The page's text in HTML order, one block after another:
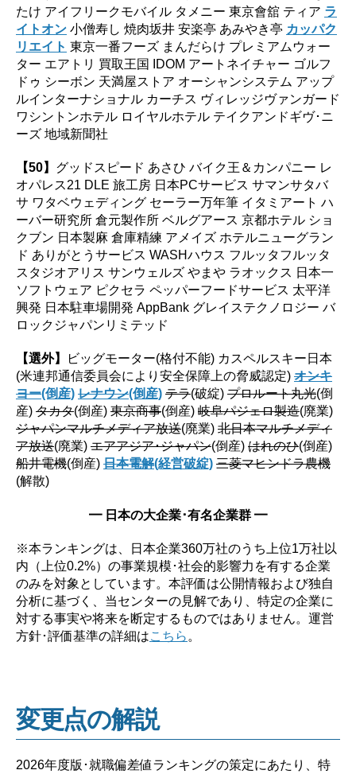
たけ アイフリークモバイル タメニー 東京會舘 ティア ラ
イトオン 小僧寿し 焼肉坂井 安楽亭 あみやき亭 カッパク
リエイト 東京一番フーズ まんだらけ プレミアムウォー
ター エアトリ 買取王国 IDOM アートネイチャー ゴルフ
ドゥ シーボン 天満屋ストア オーシャンシステム アップ
ルインターナショナル カーチス ヴィレッジヴァンガード
ワシントンホテル ロイヤルホテル テイクアンドギヴ･ニ
ーズ 地域新聞社
【50】 グッドスピード あさひ バイク王＆カンパニー レ
オパレス21 DLE 旅工房 日本PCサービス サマンサタバ
サ ワタベウェディング セーラー万年筆 イタミアート ハ
ーバー研究所 倉元製作所 ベルグアース 京都ホテル ショ
クブン 日本製麻 倉庫精練 アメイズ ホテルニューグラン
ド ありがとうサービス WASHハウス フルッタフルッタ
スタジオアリス サンウェルズ やまや ラオックス 日本一
ソフトウェア ピクセラ ペッパーフードサービス 太平洋
興発 日本駐車場開発 AppBank グレイステクノロジー バ
ロックジャパンリミテッド
【選外】
ビッグモーター(格付不能) カスペルスキー日本
(米連邦通信委員会により安全保障上の脅威認定) オンキ
ヨー(倒産) レナウン(倒産) テラ(破綻) プロルート丸光(倒
産) タカタ(倒産) 東京商事(倒産) 岐阜パジェロ製造(廃業)
ジャパンマルチメディア放送(廃業) 北日本マルチメディ
ア放送(廃業) エアアジア･ジャパン(倒産) はれのひ(倒産)
船井電機(倒産) 日本電解(経営破綻) 三菱マヒンドラ農機
(解散)
━ 日本の大企業･有名企業群 ━
※本ランキングは、日本企業360万社のうち上位1万社以
内（上位0.2%）の事業規模･社会的影響力を有する企業
のみを対象としています。本評価は公開情報および独自
分析に基づく、当センターの見解であり、特定の企業に
対する事実や将来を断定するものではありません。運営
方針･評価基準の詳細はこちら 。
変更点の解説
2026年度版･就職偏差値ランキングの策定にあたり、特